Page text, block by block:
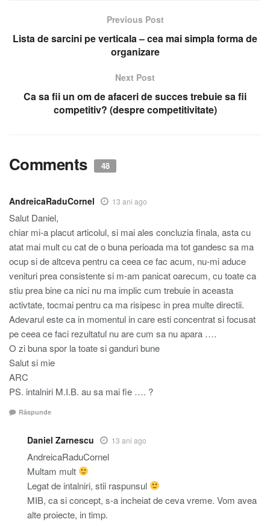
Previous Post
Lista de sarcini pe verticala – cea mai simpla forma de
organizare
Next Post
Ca sa fii un om de afaceri de succes trebuie sa fii
competitiv? (despre competitivitate)
Comments 48
AndreicaRaduCornel 13 ani ago
Salut Daniel,
chiar mi-a placut articolul, si mai ales concluzia finala, asta cu
atat mai mult cu cat de o buna perioada ma tot gandesc sa ma
ocup si de altceva pentru ca ceea ce fac acum, nu-mi aduce
venituri prea consistente si m-am panicat oarecum, cu toate ca
stiu prea bine ca nici nu ma implic cum trebuie in aceasta
activtate, tocmai pentru ca ma risipesc in prea multe directii.
Adevarul este ca in momentul in care esti concentrat si focusat
pe ceea ce faci rezultatul nu are cum sa nu apara ….
O zi buna spor la toate si ganduri bune
Salut si mie
ARC
PS. intalniri M.I.B. au sa mai fie …. ?
Răspunde
Daniel Zarnescu 13 ani ago
AndreicaRaduCornel
Multam mult
Legat de intalniri, stii raspunsul
MIB, ca si concept, s-a incheiat de ceva vreme. Vom avea
alte proiecte, in timp.